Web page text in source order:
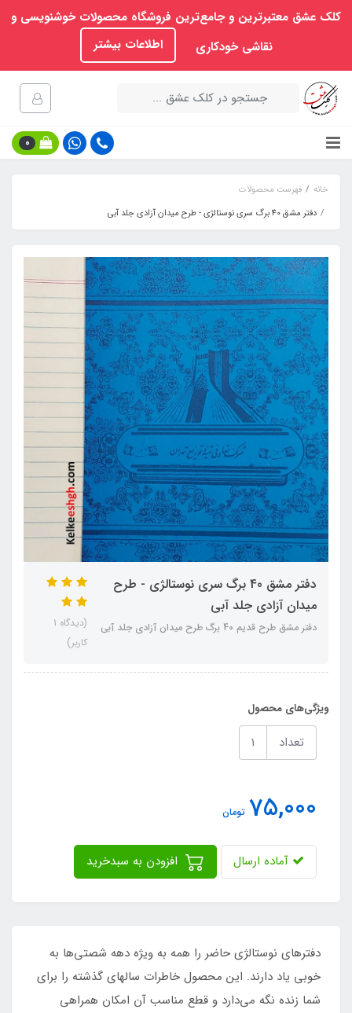
کلک عشق معتبرترین و جامع‌ترین فروشگاه محصولات خوشنویسی و
نقاشی خودکاری
اطلاعات بیشتر
0
خانه
فهرست محصولات
دفتر مشق 40 برگ سری نوستالژی - طرح میدان آزادی جلد آبی
دفتر مشق 40 برگ سری نوستالژی - طرح
میدان آزادی جلد آبی
دفتر مشق طرح قدیم 40 برگ طرح میدان آزادی جلد آبی
(دیدگاه 1
کاربر)
ویژگی‌های محصول
تعداد
75,000 تومان
آماده ارسال
دفترهای نوستالژی حاضر را همه به ویژه دهه شصتی‌ها به
خوبی یاد دارند. این محصول خاطرات سالهای گذشته را برای
شما زنده نگه‌ می‌دارد و قطع مناسب آن امکان همراهی